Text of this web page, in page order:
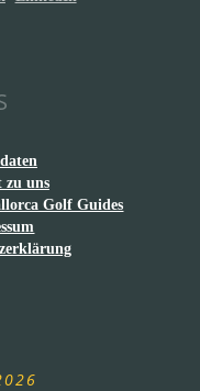
uns
Golf Guides